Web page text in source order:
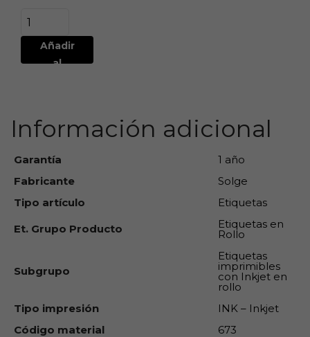
Añadir
al
Información adicional
Garantía
1 año
Fabricante
Solge
Tipo artículo
Etiquetas
Et. Grupo Producto
Etiquetas en
Rollo
Subgrupo
Etiquetas
imprimibles
con Inkjet en
rollo
Tipo impresión
INK – Inkjet
Código material
673